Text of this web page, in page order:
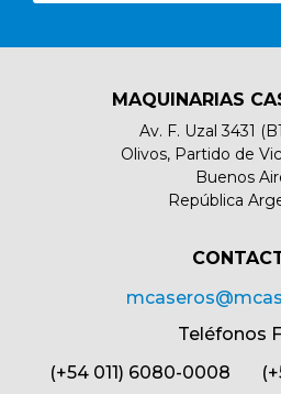
MAQUINARIAS
Av. F. Uzal 3431
Olivos, Partido de
Buenos
República
Teléfonos
(+54 011) 6080-0008